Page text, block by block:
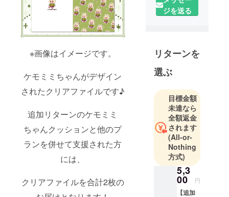
※画像はイメージです。
ケモミミちゃんがデザイン
されたクリアファイルです♪
追加リターンのケモミミ
ちゃんクッションと他のプ
ランを併せて支援された方
には、
クリアファイルを合計2枚の
チームで
す。
ングでの商
目指して、
ターとのコ
ラボ企画や
自社オリジ
ナルのアイ
テム企画を
行ってま
す。
◾️営業日のご
ジを送る
リターンを
選ぶ
目標金額
未達なら
全額返金
されます
(All-or-
Nothing
方式)
5,3
00 円
【追加